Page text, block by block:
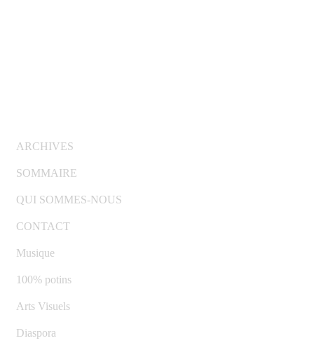
ARCHIVES
SOMMAIRE
QUI SOMMES-NOUS
CONTACT
Musique
100% potins
Arts Visuels
Diaspora